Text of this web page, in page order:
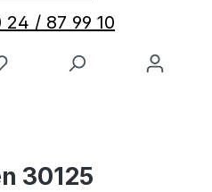
24 / 87 99 10
Du hast 0 Produkte auf dem
0 Positionen. Der
30125